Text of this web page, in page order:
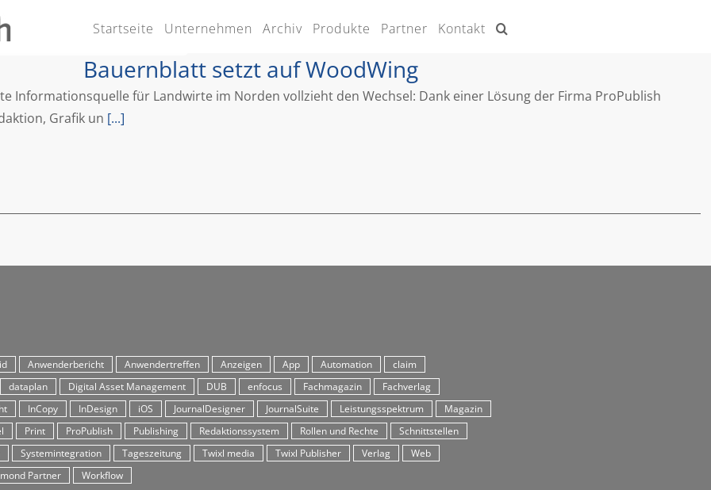
Startseite Unternehmen Archiv Produkte Partner Kontakt
Bauernblatt setzt auf WoodWing
Informationsquelle für Landwirte im Norden vollzieht den Wechsel: Dank einer Lösung der Firma ProPublish
Grafik un [...]
Anwenderbericht Anwendertreffen Anzeigen App Automation
claim
dataplan Digital Asset Management DUB enfocus Fachmagazin
Fachverlag
InCopy InDesign iOS JournalDesigner JournalSuite Leistungsspektrum
Magazin
Print ProPublish Publishing Redaktionssystem Rollen und Rechte
Schnittstellen
Systemintegration Tageszeitung Twixl media Twixl Publisher Verlag
Web
Partner Workflow
zu.